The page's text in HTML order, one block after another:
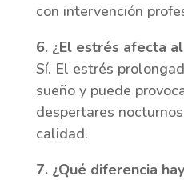
con intervención
6. ¿El estrés afecta
Sí. El estrés
sueño y puede
despertares
calidad.
7. ¿Qué diferencia